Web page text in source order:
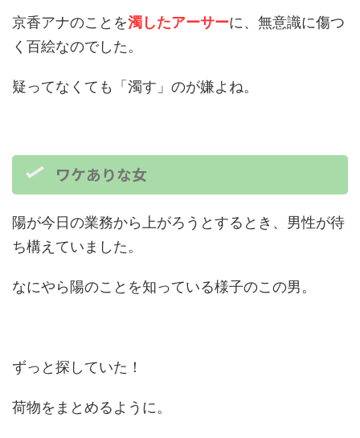
京香アナのことを濁したアーサーに、無意識に傷つ
く百絵なのでした。
疑ってなくても「濁す」のが嫌よね。
ワケありな女
陽が今日の業務から上がろうとするとき、男性が待
ち構えていました。
なにやら陽のことを知っている様子のこの男。
ずっと探していた！
荷物をまとめるように。